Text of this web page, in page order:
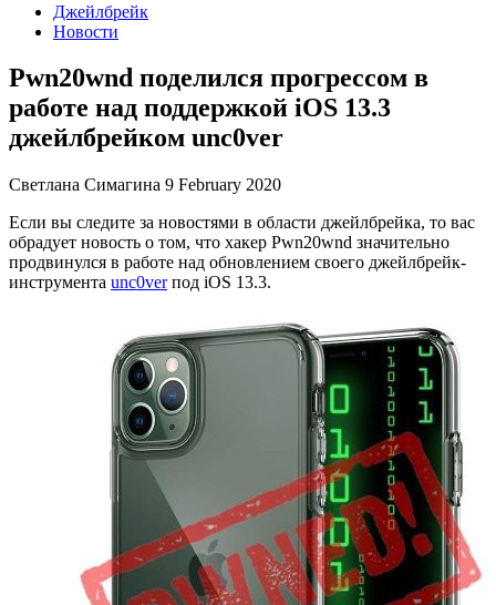
Джейлбрейк
Новости
Pwn20wnd поделился прогрессом в
работе над поддержкой iOS 13.3
джейлбрейком unc0ver
Светлана Симагина 9 February 2020
Если вы следите за новостями в области джейлбрейка, то вас
обрадует новость о том, что хакер Pwn20wnd значительно
продвинулся в работе над обновлением своего джейлбрейк-
инструмента unc0verпод iOS 13.3.